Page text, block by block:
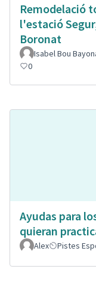
Remodelació
l'estació
Boronat
Isabel Bou
0
Ayudas para
quieran
Alex Pistes